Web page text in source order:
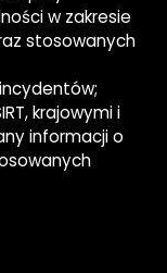
w zakresie
stosowanych
krajowymi i
informacji o